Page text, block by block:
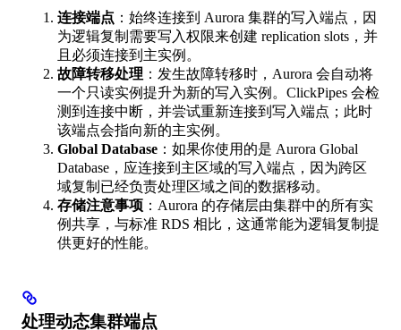
连接端点 ：始终连接到 Aurora 集群的写入端点，因
为逻辑复制需要写入权限来创建 replication slots，并
且必须连接到主实例。
故障转移处理 ：发生故障转移时，Aurora 会自动将
一个只读实例提升为新的写入实例。ClickPipes 会检
测到连接中断，并尝试重新连接到写入端点；此时
该端点会指向新的主实例。
Global Database ：如果你使用的是 Aurora Global
Database，应连接到主区域的写入端点，因为跨区
域复制已经负责处理区域之间的数据移动。
存储注意事项 ：Aurora 的存储层由集群中的所有实
例共享，与标准 RDS 相比，这通常能为逻辑复制提
供更好的性能。
处理动态集群端点